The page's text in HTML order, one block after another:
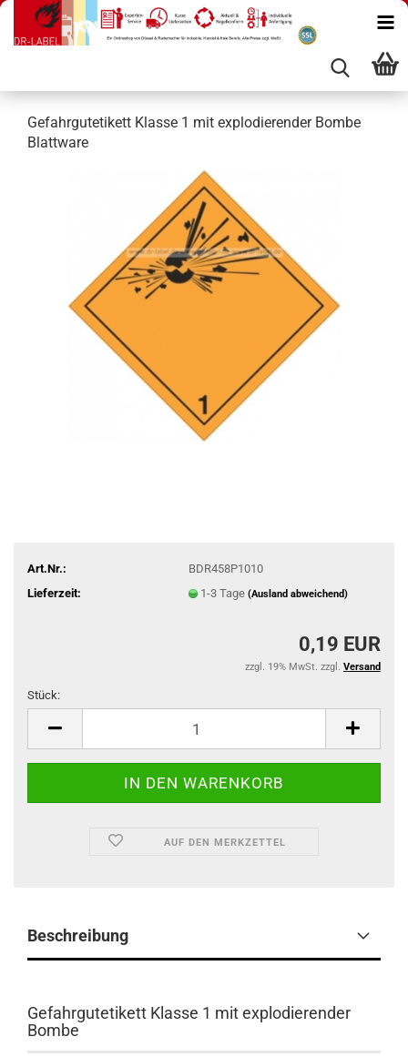
Gefahrgutetikett Klasse 1 mit explodierender Bombe
Blattware
Art.Nr.:
BDR458P1010
Lieferzeit:
1-3 Tage (Ausland abweichend)
0,19 EUR
zzgl. 19% MwSt. zzgl. Versand
Stück:
AUF DEN MERKZETTEL
Beschreibung
Gefahrgutetikett Klasse 1 mit explodierender
Bombe